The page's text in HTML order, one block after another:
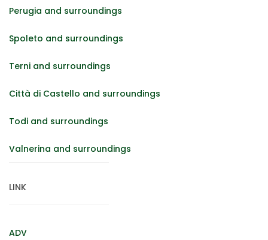
Perugia and surroundings
Spoleto and surroundings
Terni and surroundings
Città di Castello and surroundings
Todi and surroundings
Valnerina and surroundings
LINK
ADV